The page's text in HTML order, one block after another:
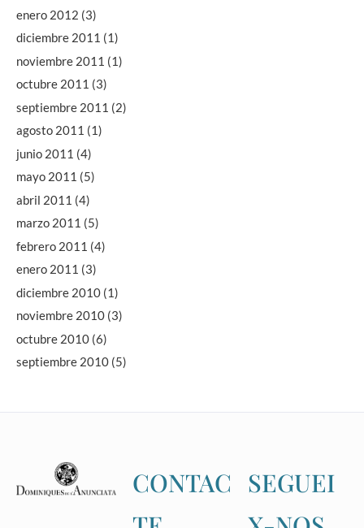
enero 2012 (3)
diciembre 2011 (1)
noviembre 2011 (1)
octubre 2011 (3)
septiembre 2011 (2)
agosto 2011 (1)
junio 2011 (4)
mayo 2011 (5)
abril 2011 (4)
marzo 2011 (5)
febrero 2011 (4)
enero 2011 (3)
diciembre 2010 (1)
noviembre 2010 (3)
octubre 2010 (6)
septiembre 2010 (5)
CONTAC SEGUEI